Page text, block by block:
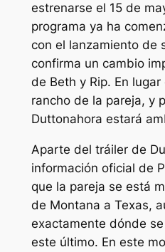
estrenarse el 15 de
programa ya ha
con el lanzamiento de
confirma un cambio
de Beth y Rip. En
rancho de la pareja, y
Duttonahora estará
Aparte del tráiler de
información oficial de
que la pareja se está
de Montana a Texas,
exactamente dónde
este último. En este